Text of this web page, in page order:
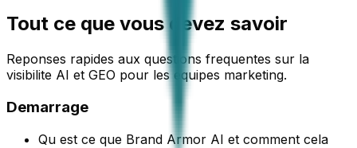
Tout ce que vous devez savoir
Reponses rapides aux questions frequentes sur la
visibilite AI et GEO pour les equipes marketing.
Demarrage
Qu est ce que Brand Armor AI et comment cela